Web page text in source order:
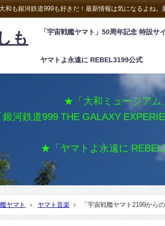
和も銀河鉄道999も好きだ！最新情報は気になるよね。
も
「宇宙戦艦ヤマト」50周年記念 特設サ
ヤマトよ永遠に REBEL3199公式
★「大和ミュージアム
河鉄道999 THE GALAXY
★「ヤマトよ永遠に
ヤマト ヤマト音楽 「宇宙戦艦ヤマト2199から